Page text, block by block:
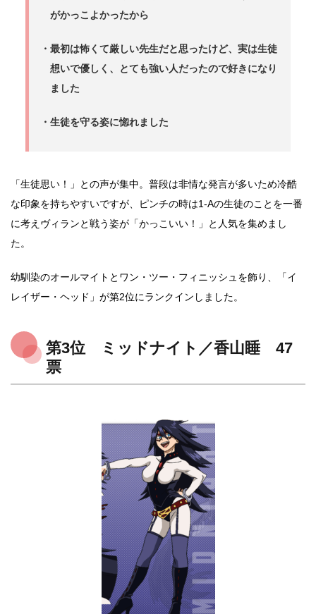
がかっこよかったから
・最初は怖くて厳しい先生だと思ったけど、実は生徒
想いで優しく、とても強い人だったので好きになり
ました
・生徒を守る姿に惚れました
「生徒思い！」との声が集中。普段は非情な発言が多いため冷酷
な印象を持ちやすいですが、ピンチの時は1-Aの生徒のことを一番
に考えヴィランと戦う姿が「かっこいい！」と人気を集めまし
た。
幼馴染のオールマイトとワン・ツー・フィニッシュを飾り、「イ
レイザー・ヘッド」が第2位にランクインしました。
第3位 ミッドナイト／香山睡 47
票